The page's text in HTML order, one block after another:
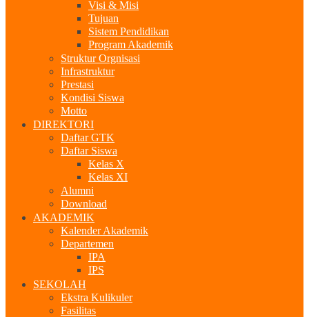
Visi & Misi
Tujuan
Sistem Pendidikan
Program Akademik
Struktur Orgnisasi
Infrastruktur
Prestasi
Kondisi Siswa
Motto
DIREKTORI
Daftar GTK
Daftar Siswa
Kelas X
Kelas XI
Alumni
Download
AKADEMIK
Kalender Akademik
Departemen
IPA
IPS
SEKOLAH
Ekstra Kulikuler
Fasilitas